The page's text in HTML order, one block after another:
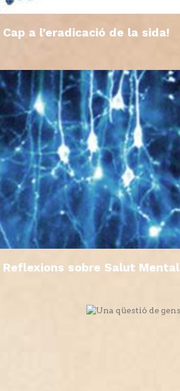
Cap a l’eradicació de la sida!
Reflexions sobre Salut Mental